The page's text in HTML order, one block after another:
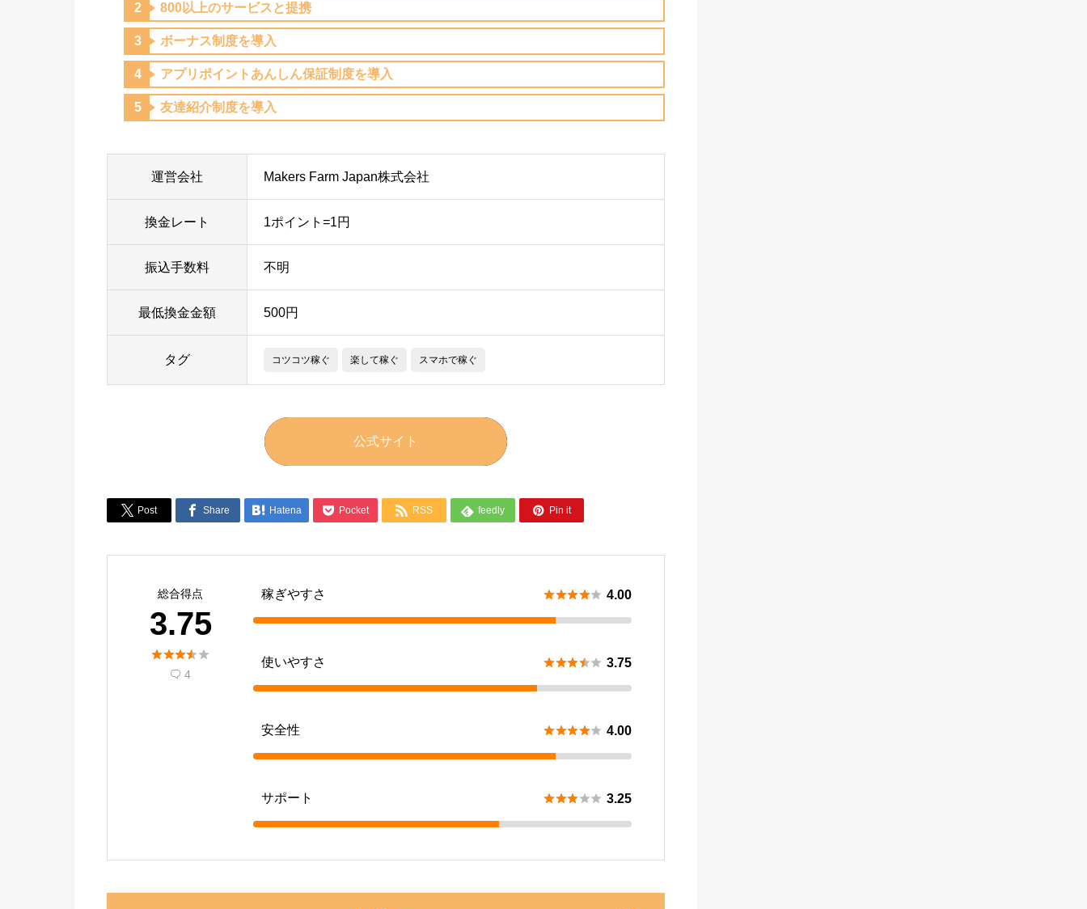
800以上のサービスと提携
ボーナス制度を導入
アプリポイントあんしん保証制度を導入
友達紹介制度を導入
運営会社 Makers Farm Japan株式会社
換金レート 1ポイント=1円
振込手数料 不明
最低換金金額 500円
タグ コツコツ稼ぐ 楽して稼ぐ スマホで稼ぐ
公式サイト
 Post  Share  Hatena  Pocket  RSS  feedly  Pin it
総合得点
3.75

 4
稼ぎやすさ  4.00
使いやすさ  3.75
安全性  4.00
サポート  3.25